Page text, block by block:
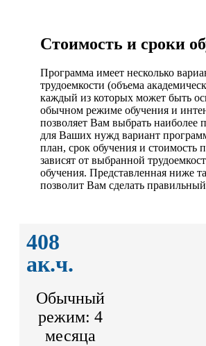
Стоимость и сроки
Программа имеет несколько
трудоемкости (объема
каждый из которых может быть
обычном режиме обучения и
позволяет Вам выбрать наиболее
для Ваших нужд вариант
план, срок обучения и стоимость
зависят от выбранной
обучения. Представленная ниже
позволит Вам сделать
408
ак.ч.
Обычный
режим: 4
месяца